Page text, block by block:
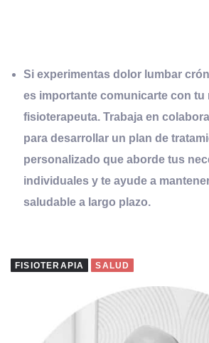
Si experimentas dolor lumbar
es importante comunicarte con tu
fisioterapeuta. Trabaja en
para desarrollar un plan de
personalizado que aborde tus
individuales y te ayude a
saludable a largo plazo.
FISIOTERAPIA SALUD